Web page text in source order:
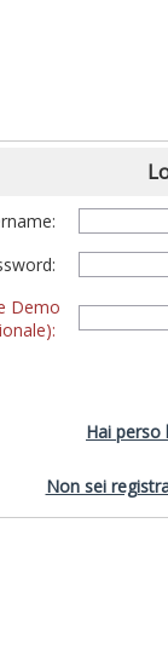
Demo
Hai perso
Non sei